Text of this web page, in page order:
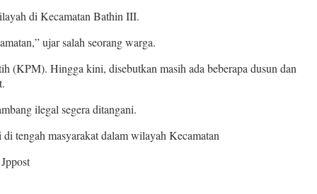
di Kecamatan Bathin III.
ujar salah seorang warga.
(KPM). Hingga kini, disebutkan masih ada beberapa dusun dan
ilegal segera ditangani.
tengah masyarakat dalam wilayah Kecamatan